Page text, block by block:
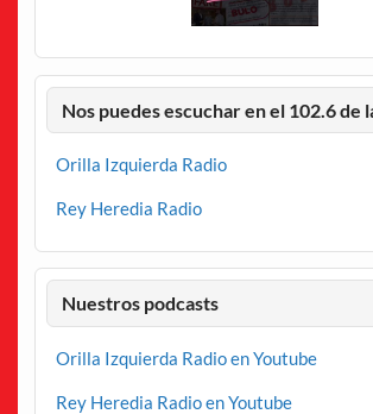
Nos puedes escuchar en el 102.6 de
Orilla Izquierda Radio
Rey Heredia Radio
Nuestros podcasts
Orilla Izquierda Radio en Youtube
Rey Heredia Radio en Youtube